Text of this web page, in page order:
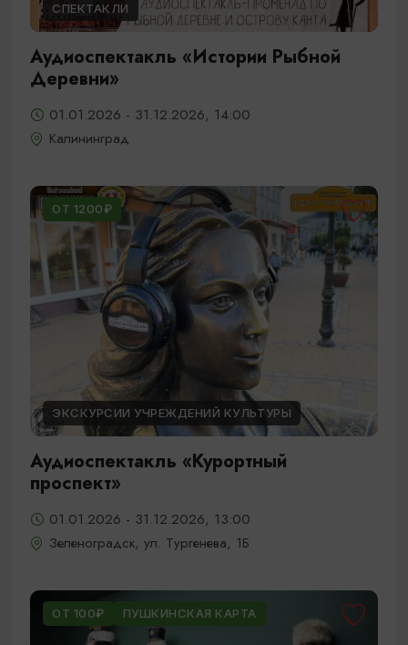
СПЕКТАКЛИ
Аудиоспектакль «Истории Рыбной
Деревни»
01.01.2026 - 31.12.2026, 14:00
Калининград
ОТ 1200₽
ЭКСКУРСИИ УЧРЕЖДЕНИЙ КУЛЬТУРЫ
Аудиоспектакль «Курортный
проспект»
01.01.2026 - 31.12.2026, 13:00
Зеленоградск, ул. Тургенева, 1Б
ОТ 100₽ ПУШКИНСКАЯ КАРТА